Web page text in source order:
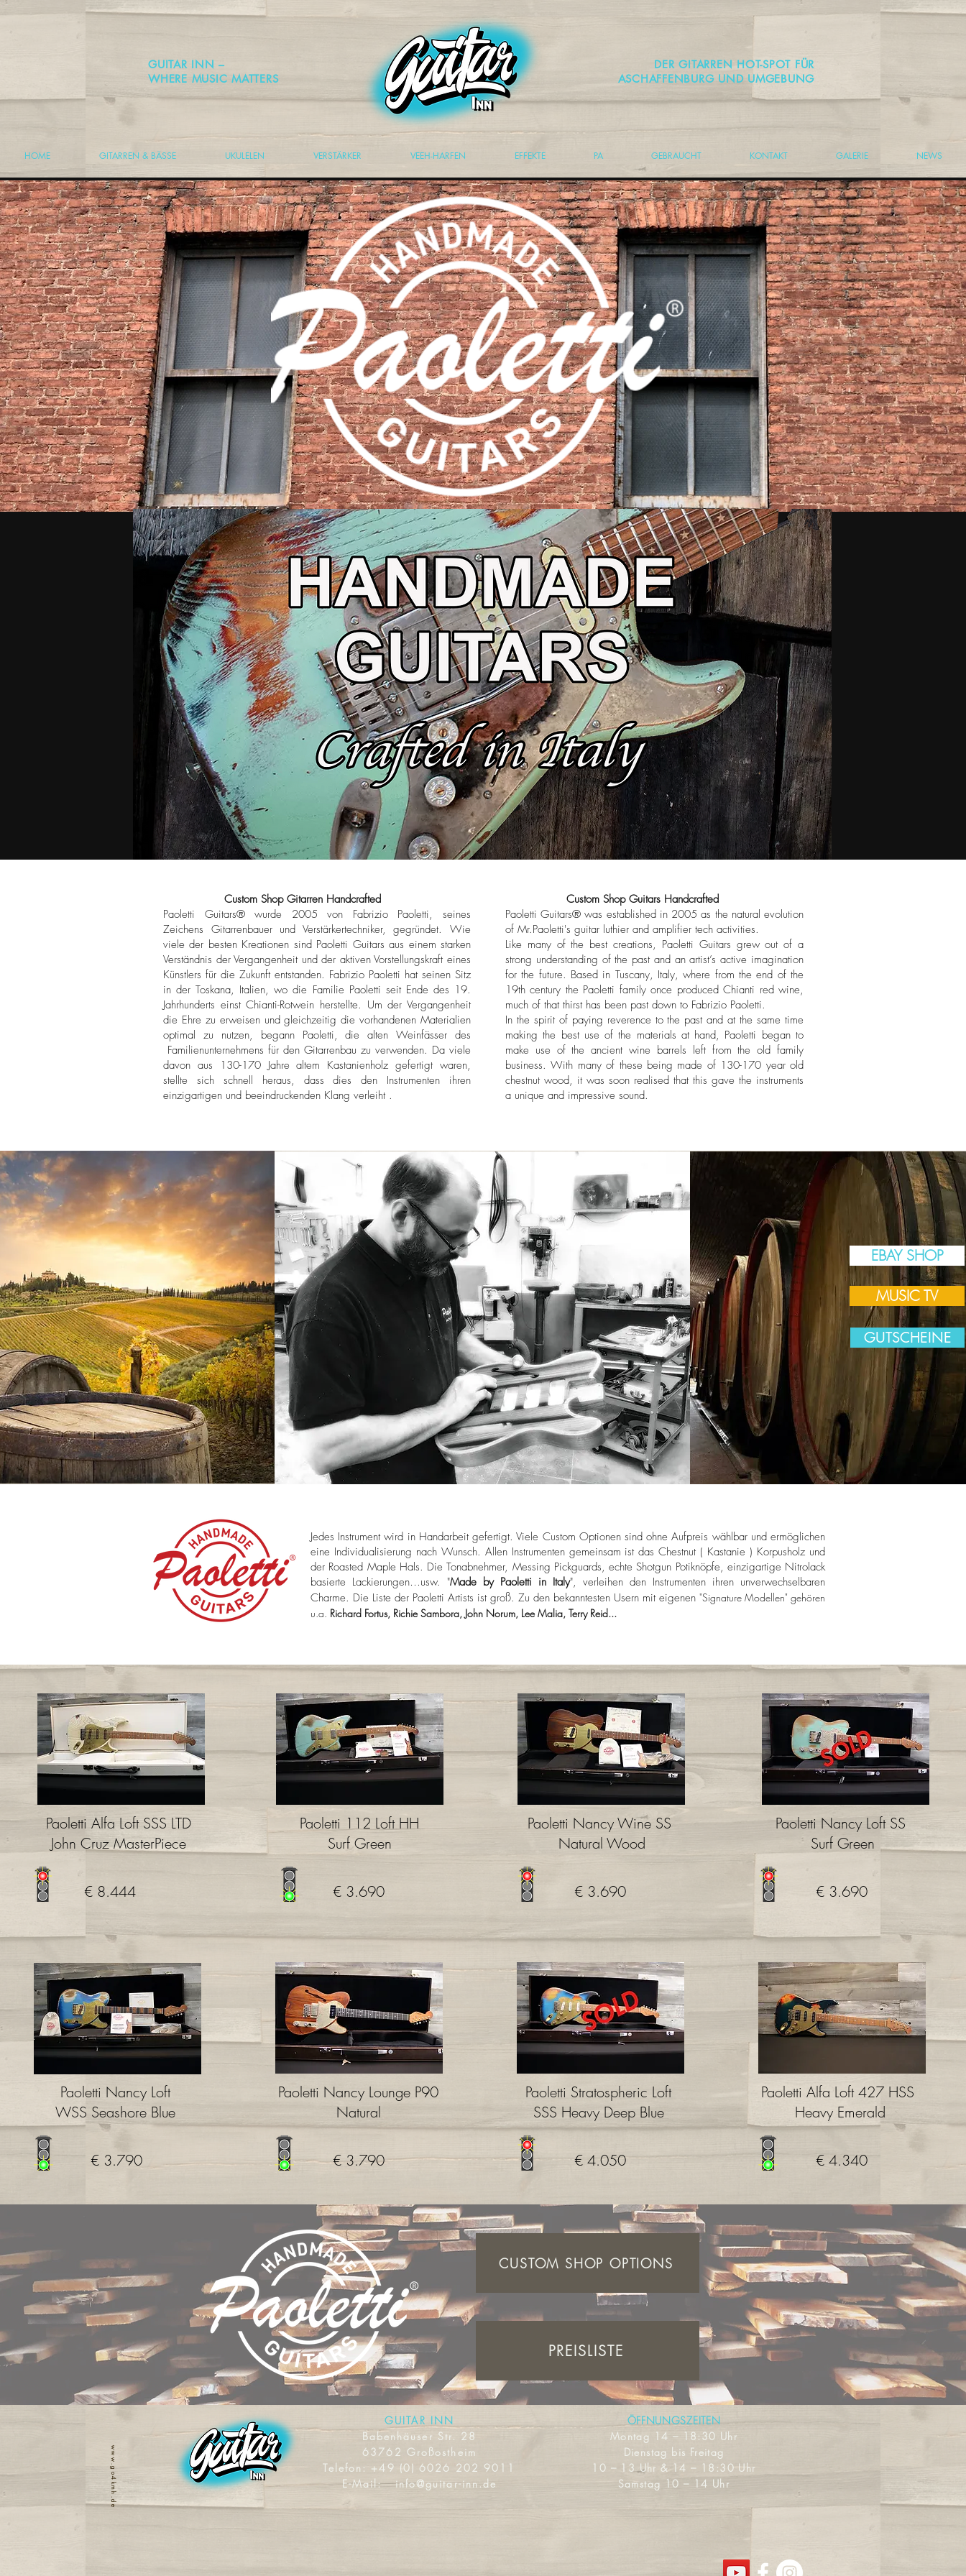
GUITAR INN –
WHERE MUSIC MATTERS
DER GITARREN HOT-SPOT FÜR
ASCHAFFENBURG UND UMGEBUNG
HOME GITARREN & BÄSSE UKULELEN VERSTÄRKER VEEH-HARFEN EFFEKTE PA GEBRAUCHT KONTAKT GALERIE NEWS
EBAY SHOP
MUSIC TV
GUTSCHEINE
Custom Shop Gitarren Handcrafted
Paoletti Guitars® wurde 2005 von Fabrizio Paoletti, seines
Zeichens Gitarrenbauer und Verstärkertechniker, gegründet. Wie
viele der besten Kreationen sind Paoletti Guitars aus einem starken
Verständnis der Vergangenheit und der aktiven Vorstellungskraft eines
Künstlers für die Zukunft entstanden. Fabrizio Paoletti hat seinen Sitz
in der Toskana, Italien, wo die Familie Paoletti seit Ende des 19.
Jahrhunderts einst Chianti-Rotwein herstellte. Um der Vergangenheit
die Ehre zu erweisen und gleichzeitig die vorhandenen Materialien
optimal zu nutzen, begann Paoletti, die alten Weinfässer des
Familienunternehmens für den Gitarrenbau zu verwenden. Da viele
davon aus 130-170 Jahre altem Kastanienholz gefertigt waren,
stellte sich schnell heraus, dass dies den Instrumenten ihren
einzigartigen und beeindruckenden Klang verleiht .
Custom Shop Guitars Handcrafted
Paoletti Guitars® was established in 2005 as the natural evolution
of Mr.Paoletti's guitar luthier and amplifier tech activities.
Like many of the best creations, Paoletti Guitars grew out of a
strong understanding of the past and an artist’s active imagination
for the future. Based in Tuscany, Italy, where from the end of the
19th century the Paoletti family once produced Chianti red wine,
much of that thirst has been past down to Fabrizio Paoletti.
In the spirit of paying reverence to the past and at the same time
making the best use of the materials at hand, Paoletti began to
make use of the ancient wine barrels left from the old family
business. With many of these being made of 130-170 year old
chestnut wood, it was soon realised that this gave the instruments
a unique and impressive sound.
Jedes Instrument wird in Handarbeit gefertigt. Viele Custom Optionen sind ohne Aufpreis wählbar und ermöglichen
eine Individualisierung nach Wunsch. Allen Instrumenten gemeinsam ist das Chestnut ( Kastanie ) Korpusholz und
der Roasted Maple Hals. Die Tonabnehmer, Messing Pickguards, echte Shotgun Potiknöpfe, einzigarti­ge Nitrolack
basierte Lackierungen…usw. "Made by Paoletti in Italy", verleihen den Instrumenten ihren unverwechselbaren
Charme. Die Liste der Paoletti Artists ist groß. Zu den bekanntesten Usern mit eigenen "Signature Modellen" gehören
u.a. Richard Fortus, Richie Sambora, John Norum, Lee Malia, Terry Reid...
Paoletti Alfa Loft SSS LTD
John Cruz MasterPiece
€ 8.444
Paoletti 112 Loft HH
Surf Green
€ 3.690
Paoletti Nancy Wine SS
Natural Wood
€ 3.690
Paoletti Nancy Loft SS
Surf Green
€ 3.690
Paoletti Nancy Loft
WSS Seashore Blue
€ 3.790
Paoletti Nancy Lounge P90
Natural
€ 3.790
Paoletti Stratospheric Loft
SSS Heavy Deep Blue
€ 4.050
Paoletti Alfa Loft 427 HSS
Heavy Emerald
€ 4.340
CUSTOM SHOP OPTIONS
PREISLISTE
www.go4kmh.de
GUITAR INN
Babenhäuser Str. 28
63762 Großostheim
Telefon: +49 (0) 6026 202 9011
E-Mail:info@guitar-inn.de
ÖFFNUNGSZEITEN
Montag 14 – 18:30 Uhr
Dienstag bis Freitag
10 – 13 Uhr & 14 – 18:30 Uhr
Samstag 10 – 14 Uhr